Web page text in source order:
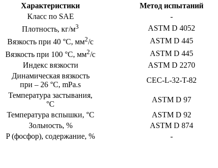
Характеристики
Метод испытаний
Класс по SAE
-
Плотность, кг/м3
ASTM D 4052
Вязкость при 40 °С, мм2/с
ASTM D 445
Вязкость при 100 °С, мм2/с
ASTM D 445
Индекс вязкости
ASTM D 2270
Динамическая вязкость
при – 26 °С, mPa.s
CEC-L-32-T-82
Температура застывания,
°С
ASTM D 97
Температура вспышки, °С
ASTM D 92
Зольность, %
ASTM D 874
P (фосфор), содержание, %
-